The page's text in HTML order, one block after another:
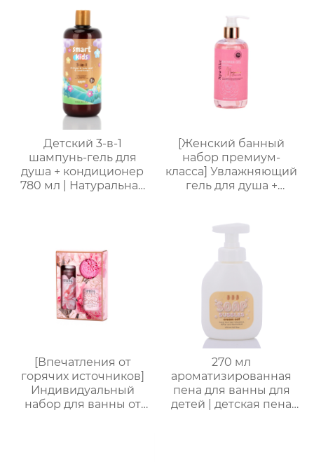
гель с растительными
экстрактами | Для
чувствительной кожи
для тела, термальная
бомбочка для ванны
“Пятиконечная
звезда” 50 г и пенная
мочалка “Единорог”
для активной пены｜
ODM под заказ,
фабрики
Детский 3-в-1
шампунь-гель для
душа + кондиционер
780 мл | Натуральная
для купания
младенцев
[Женский банный
набор премиум-
класса] Увлажняющий
гель для душа +
портативная
подарочная коробка,
подарок, возможность
нанесения логотипа
[Впечатления от
горячих источников]
Индивидуальный
набор для ванны от
270 мл
ароматизированная
пена для ванны для
детей | детская пена